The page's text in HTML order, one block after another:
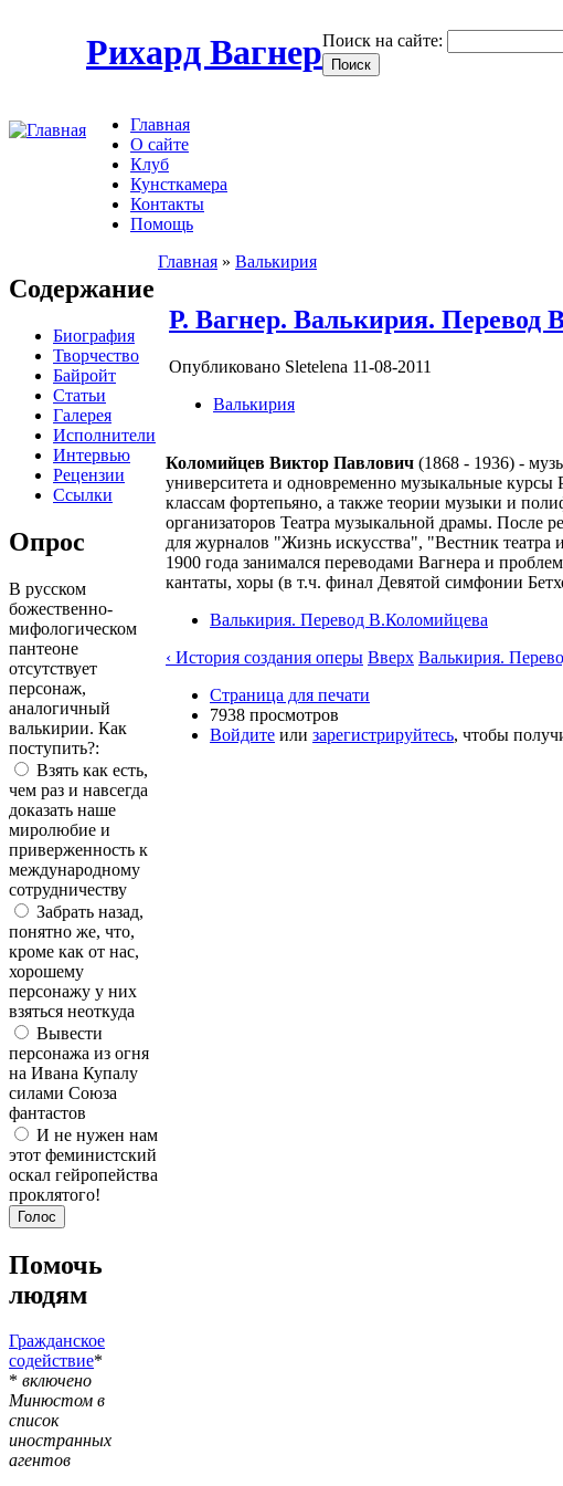
Рихард ВагнерПоиск на сайте:
Главная
О сайте
Клуб
Кунсткамера
Контакты
Помощь
Содержание
Биография
Творчество
Байройт
Статьи
Галерея
Исполнители
Интервью
Рецензии
Ссылки
Опрос
В русском
божественно-
мифологическом
пантеоне
отсутствует
персонаж,
аналогичный
валькирии. Как
поступить?:
Взять как есть,
чем раз и навсегда
доказать наше
миролюбие и
приверженность к
международному
сотрудничеству
Забрать назад,
понятно же, что,
кроме как от нас,
хорошему
персонажу у них
взяться неоткуда
Вывести
персонажа из огня
на Ивана Купалу
силами Союза
фантастов
И не нужен нам
этот феминистский
оскал гейропейства
проклятого!
Помочь
людям
Гражданское
содействие*
* включено
Минюстом в
список
иностранных
агентов
Главная » Валькирия
Р. Вагнер. Валькирия. Перевод
Опубликовано Sletelena 11-08-2011
Валькирия
Коломийцев Виктор Павлович (1868 - 1936) -
университета и одновременно музыкальные курсы
классам фортепьяно, а также теории музыки и
организаторов Театра музыкальной драмы. После
для журналов "Жизнь искусства", "Вестник
1900 года занимался переводами Вагнера и
кантаты, хоры (в т.ч. финал Девятой симфонии
Валькирия. Перевод В.Коломийцева
‹ История создания оперы Вверх Валькирия.
Страница для печати
7938 просмотров
Войдите или зарегистрируйтесь, чтобы